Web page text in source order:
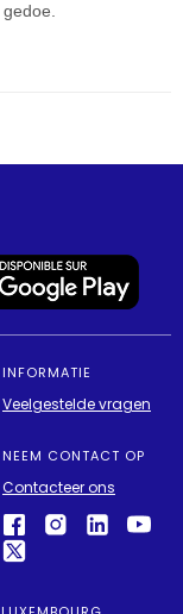
INFORMATIE
Veelgestelde vragen
NEEM CONTACT OP
Contacteer ons